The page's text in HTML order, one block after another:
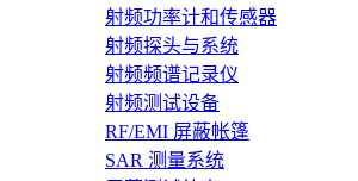
射频功率计和传感器
射频探头与系统
射频频谱记录仪
射频测试设备
RF/EMI 屏蔽帐篷
SAR 测量系统